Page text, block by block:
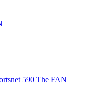
590 The FAN